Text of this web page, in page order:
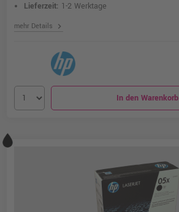
Lieferzeit: 1-2 Werktage
mehr Details chevron_right
In den Warenkorb